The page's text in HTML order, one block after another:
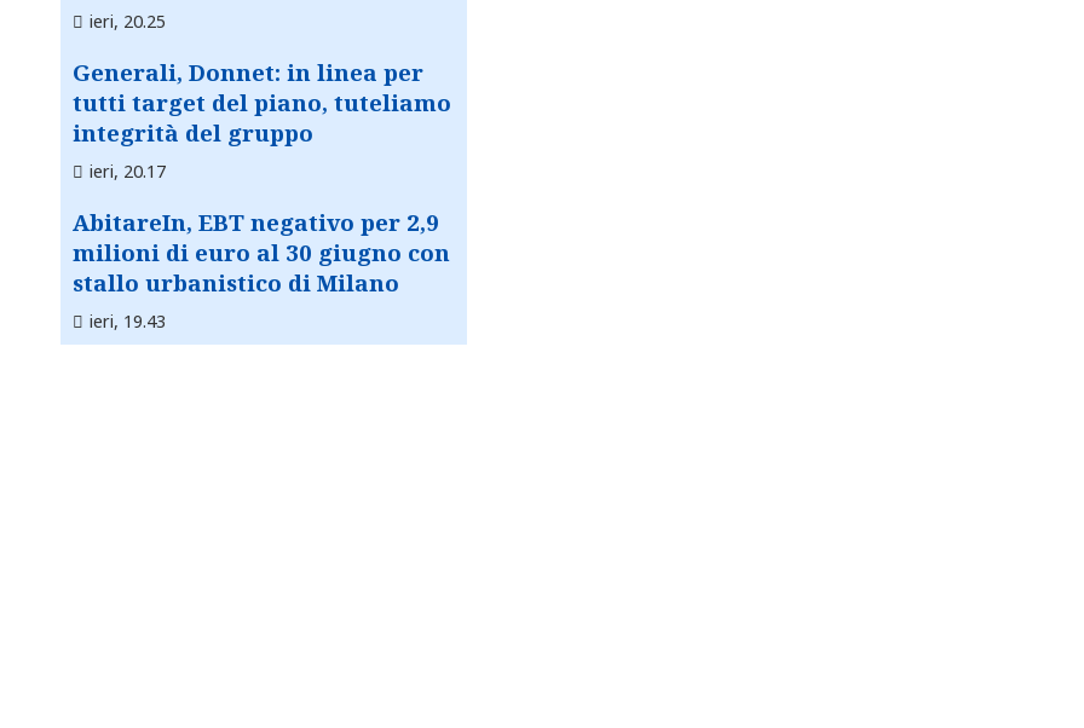
ieri, 20.25
Generali, Donnet: in linea per
tutti target del piano, tuteliamo
integrità del gruppo
ieri, 20.17
AbitareIn, EBT negativo per 2,9
milioni di euro al 30 giugno con
stallo urbanistico di Milano
ieri, 19.43